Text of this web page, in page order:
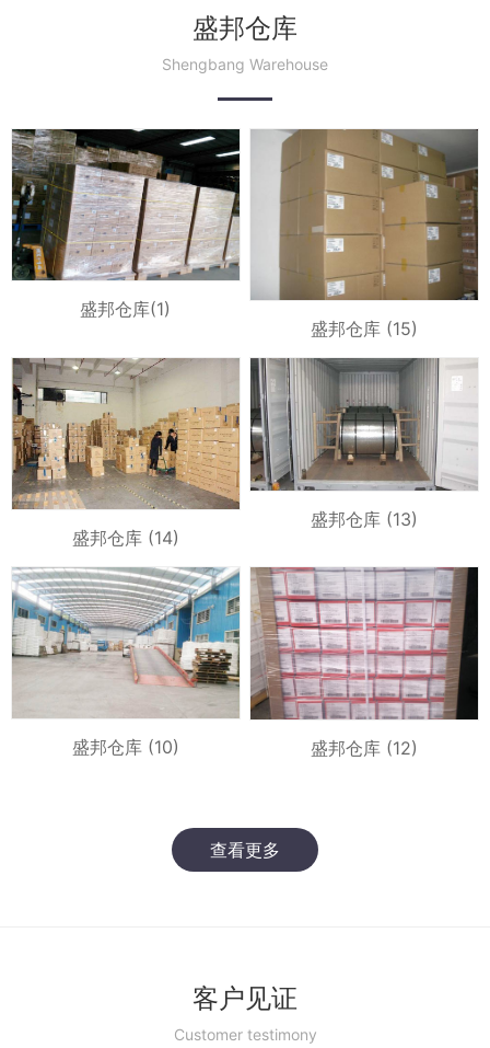
盛邦仓库
Shengbang Warehouse
盛邦仓库(1)
盛邦仓库 (15)
盛邦仓库 (14)
盛邦仓库 (13)
盛邦仓库 (10) 盛邦仓库 (12)
查看更多
客户见证
Customer testimony